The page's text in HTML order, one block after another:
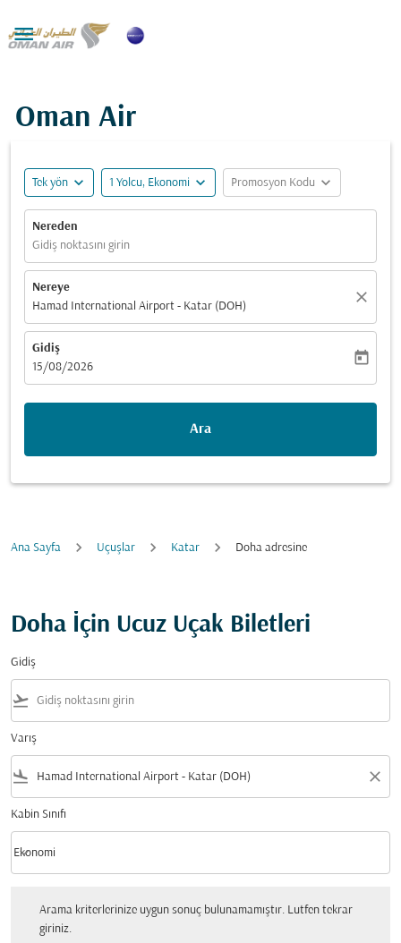

Oman Air
Tek yön expand_more 1 Yolcu, Ekonomi expand_more Promosyon Kodu expand_more
Nereden
Gidiş noktasını girin
Nereye
Hamad International Airport - Katar (DOH)
close
Gidiş
fc-booking-departure-date-aria-label
15/08/2026
today
Ara
Ana Sayfa Uçuşlar Katar Doha adresine
Doha İçin Ucuz Uçak Biletleri
Gidiş
flight_takeoff
Varış
flight_land close
Kabin Sınıfı
Kabin Sınıfı option Ekonomi Selected
Ekonomi
keyboard_arrow_down
Arama kriterlerinize uygun sonuç bulunamamıştır. Lutfen tekrar
giriniz.